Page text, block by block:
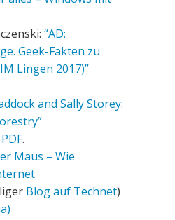
“AD:
Geek-Fakten zu
Lingen 2017)”
and Sally Storey:
PDF.
Maus – Wie
Blog auf Technet)